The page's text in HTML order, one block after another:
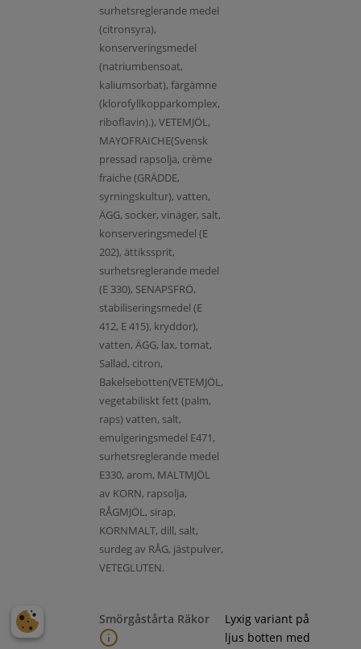
surhetsreglerande medel
(citronsyra),
konserveringsmedel
(natriumbensoat,
kaliumsorbat), färgämne
(klorofyllkopparkomplex,
riboflavin).), VETEMJÖL,
MAYOFRAICHE(Svensk
pressad rapsolja, crème
fraiche (GRÄDDE,
syrningskultur), vatten,
ÄGG, socker, vinäger, salt,
konserveringsmedel (E
202), ättikssprit,
surhetsreglerande medel
(E 330), SENAPSFRÖ,
stabiliseringsmedel (E
412, E 415), kryddor),
vatten, ÄGG, lax, tomat,
Sallad, citron,
Bakelsebotten(VETEMJÖL,
vegetabiliskt fett (palm,
raps) vatten, salt,
emulgeringsmedel E471,
surhetsreglerande medel
E330, arom, MALTMJÖL
av KORN, rapsolja,
RÅGMJÖL, sirap,
KORNMALT, dill, salt,
surdeg av RÅG, jästpulver,
VETEGLUTEN.
Smörgåstårta Räkor
Lyxig variant på
ljus botten med